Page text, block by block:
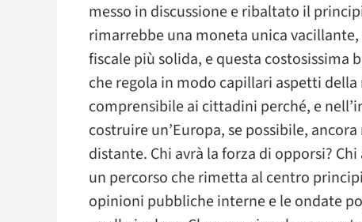
messo in discussione e ribaltato il
rimarrebbe una moneta unica
fiscale più solida, e questa costosissima
che regola in modo capillari aspetti della
comprensibile ai cittadini perché, e
costruire un’Europa, se possibile,
distante. Chi avrà la forza di opporsi?
un percorso che rimetta al centro
opinioni pubbliche interne e le ondate